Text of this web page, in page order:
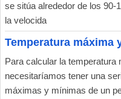
se sitúa alrededor de los 90-
la velocida
Temperatura máxima
Para calcular la
necesitaríamos tener una
máximas y mínimas de un